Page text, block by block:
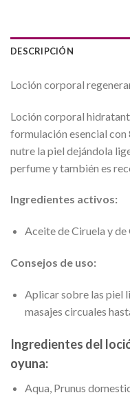
DESCRIPCIÓN
Loción corporal
Loción corporal
formulación esencial con
nutre la piel dejándola
perfume y también es
Ingredientes activos:
Aceite de Ciruela y de
Consejos de uso:
Aplicar sobre las piel
masajes circuales
Ingredientes del
oyuna:
Aqua, Prunus